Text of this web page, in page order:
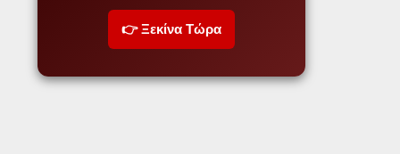
👉 Ξεκίνα Τώρα